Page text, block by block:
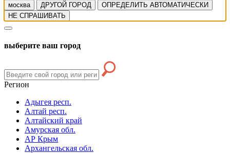
москва ДРУГОЙ ГОРОД
ОПРЕДЕЛИТЬ АВТОМАТИЧЕСКИ
НЕ СПРАШИВАТЬ
выберите ваш город
Регион
Адыгея респ.
Алтай респ.
Алтайский край
Амурская обл.
АР Крым
Архангельская обл.